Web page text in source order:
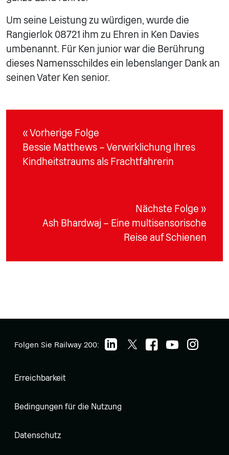
Um seine Leistung zu würdigen, wurde die
Rangierlok 08721 ihm zu Ehren in Ken Davies
umbenannt. Für Ken junior war die Berührung
dieses Namensschildes ein lebenslanger Dank an
seinen Vater Ken senior.
« Vorherige Folge
Bessie Matthews – Verwirklichung Ihres
Kindheitstraums als Frachtfahrerin
Nächste Folge »
Ash Bhardwaj – Eine multisensorische
Reise auf Schienen
Folgen Sie Railway 200:
Erreichbarkeit
Bedingungen für die Nutzung
Datenschutz